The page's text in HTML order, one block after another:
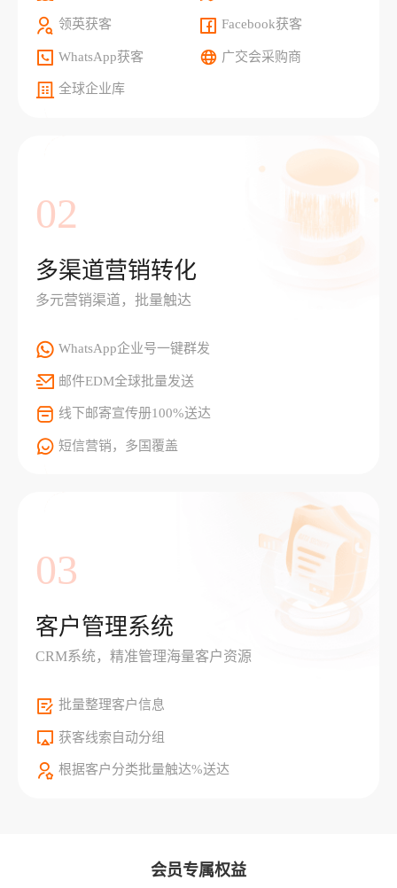
领英获客 Facebook获客
WhatsApp获客 广交会采购商
全球企业库
02
多渠道营销转化
多元营销渠道，批量触达
WhatsApp企业号一键群发
邮件EDM全球批量发送
线下邮寄宣传册100%送达
短信营销，多国覆盖
03
客户管理系统
CRM系统，精准管理海量客户资源
批量整理客户信息
获客线索自动分组
根据客户分类批量触达%送达
会员专属权益